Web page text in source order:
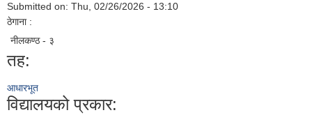
Submitted on: Thu, 02/26/2026 - 13:10
ठेगाना :
नीलकण्ठ - ३
तह:
आधारभूत
विद्यालयको प्रकार: